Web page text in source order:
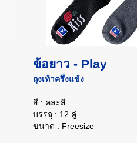
ข้อยาว - Play
ถุงเท้าครึ่งแข้ง
สี : คละสี
บรรจุ : 12 คู่
ขนาด : Freesize